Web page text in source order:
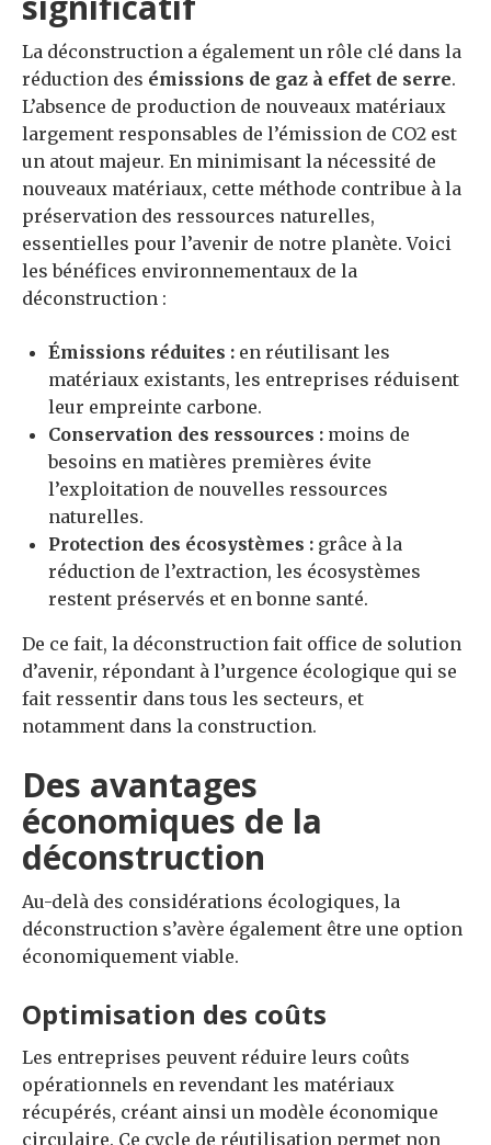
La déconstruction a également un rôle clé dans la
réduction des émissions de gaz à effet de serre.
L’absence de production de nouveaux matériaux
largement responsables de l’émission de CO2 est
un atout majeur. En minimisant la nécessité de
nouveaux matériaux, cette méthode contribue à la
préservation des ressources naturelles,
essentielles pour l’avenir de notre planète. Voici
les bénéfices environnementaux de la
déconstruction :
Émissions réduites : en réutilisant les
matériaux existants, les entreprises réduisent
leur empreinte carbone.
Conservation des ressources : moins de
besoins en matières premières évite
l’exploitation de nouvelles ressources
naturelles.
Protection des écosystèmes : grâce à la
réduction de l’extraction, les écosystèmes
restent préservés et en bonne santé.
De ce fait, la déconstruction fait office de solution
d’avenir, répondant à l’urgence écologique qui se
fait ressentir dans tous les secteurs, et
notamment dans la construction.
Des avantages
économiques de la
déconstruction
Au-delà des considérations écologiques, la
déconstruction s’avère également être une option
économiquement viable.
Optimisation des coûts
Les entreprises peuvent réduire leurs coûts
opérationnels en revendant les matériaux
récupérés, créant ainsi un modèle économique
circulaire. Ce cycle de réutilisation permet non